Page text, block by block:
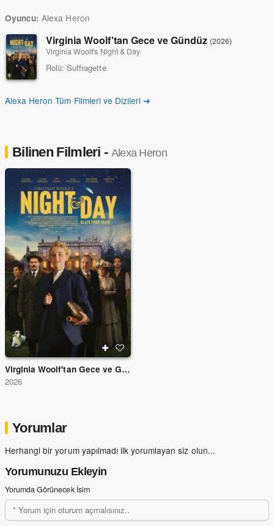
Oyuncu: Alexa Heron
Virginia Woolf'tan Gece ve Gündüz(2026)
Virginia Woolf's Night & Day
Rolü: Suffragette
Alexa Heron Tüm Filmleri ve Dizileri ➔
Bilinen Filmleri - Alexa Heron
Virginia Woolf'tan Gece ve Gündüz
2026
Yorumlar
Herhangi bir yorum yapılmadı ilk yorumlayan siz olun...
Yorumunuzu Ekleyin
Yorumda Görünecek İsim